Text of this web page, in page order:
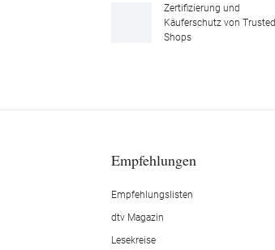
Zertifizierung und
Käuferschutz von Trusted
Shops
Empfehlungen
Empfehlungslisten
dtv Magazin
Lesekreise